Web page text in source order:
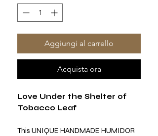
Aggiungi al carrello
Acquista ora
Love Under the Shelter of
Tobacco Leaf
This UNIQUE HANDMADE HUMIDOR